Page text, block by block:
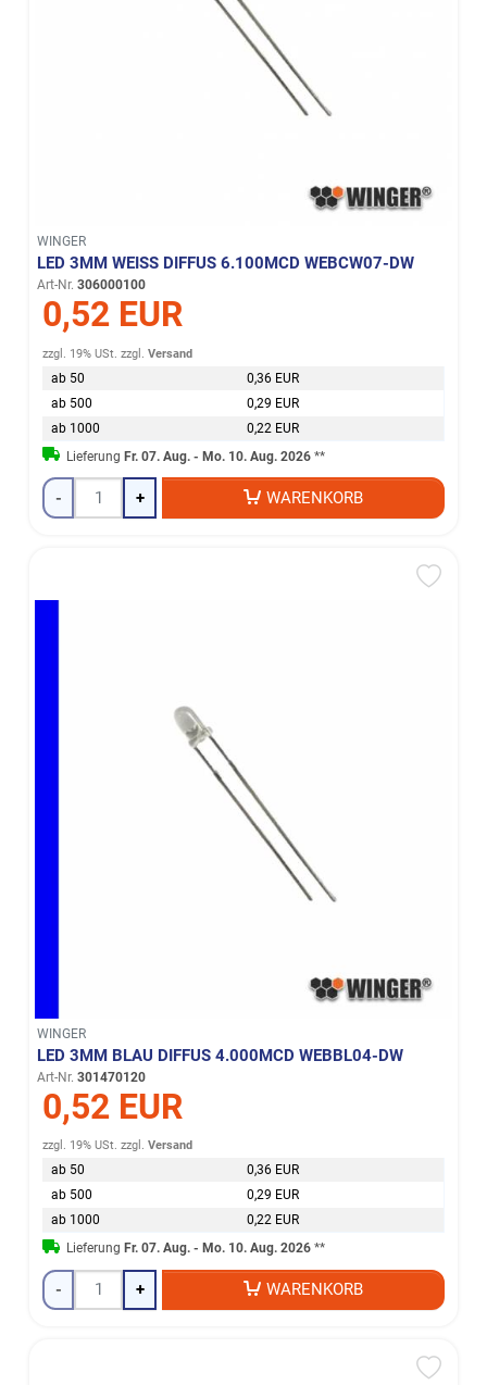
WINGER
LED 3MM WEISS DIFFUS 6.100MCD WEBCW07-DW
Art-Nr. 306000100
0,52 EUR
zzgl. 19% USt. zzgl.Versand
ab 50
0,36 EUR
ab 500
0,29 EUR
ab 1000
0,22 EUR
Lieferung Fr. 07. Aug. - Mo. 10. Aug. 2026 **
- + WARENKORB
WINGER
LED 3MM BLAU DIFFUS 4.000MCD WEBBL04-DW
Art-Nr. 301470120
0,52 EUR
zzgl. 19% USt. zzgl.Versand
ab 50
0,36 EUR
ab 500
0,29 EUR
ab 1000
0,22 EUR
Lieferung Fr. 07. Aug. - Mo. 10. Aug. 2026 **
- + WARENKORB